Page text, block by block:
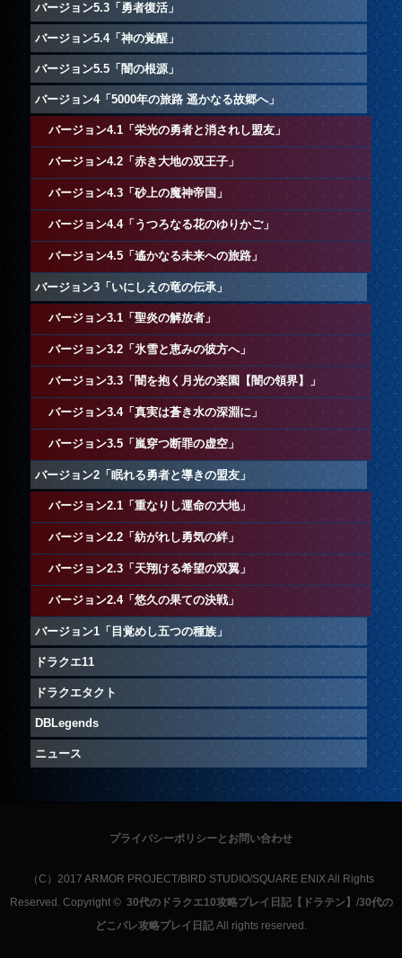
バージョン5.3「勇者復活」
バージョン5.4「神の覚醒」
バージョン5.5「闇の根源」
バージョン4「5000年の旅路 遥かなる故郷へ」
バージョン4.1「栄光の勇者と消されし盟友」
バージョン4.2「赤き大地の双王子」
バージョン4.3「砂上の魔神帝国」
バージョン4.4「うつろなる花のゆりかご」
バージョン4.5「遙かなる未来への旅路」
バージョン3「いにしえの竜の伝承」
バージョン3.1「聖炎の解放者」
バージョン3.2「氷雪と恵みの彼方へ」
バージョン3.3「闇を抱く月光の楽園【闇の領界】」
バージョン3.4「真実は蒼き水の深淵に」
バージョン3.5「嵐穿つ断罪の虚空」
バージョン2「眠れる勇者と導きの盟友」
バージョン2.1「重なりし運命の大地」
バージョン2.2「紡がれし勇気の絆」
バージョン2.3「天翔ける希望の双翼」
バージョン2.4「悠久の果ての決戦」
バージョン1「目覚めし五つの種族」
ドラクエ11
ドラクエタクト
DBLegends
ニュース
プライバシーポリシーとお問い合わせ
（C）2017 ARMOR PROJECT/BIRD STUDIO/SQUARE ENIX All Rights
Reserved. Copyright © 30代のドラクエ10攻略プレイ日記【ドラテン】 /30代の
どこパレ攻略プレイ日記 All rights reserved.